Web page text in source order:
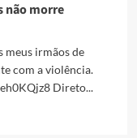
não morre
meus irmãos de
com a violência.
Direto...